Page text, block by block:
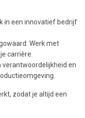
in een innovatief bedrijf
Werk met
carrière.
verantwoordelijkheid en
zodat je altijd een